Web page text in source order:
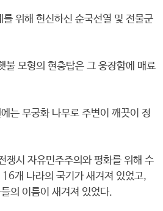
위해 헌신하신 순국선열 및 전물군
불 모형의 현충탑은 그 웅장함에 매료
는 무궁화 나무로 주변이 깨끗이 정
쟁시 자유민주주의와 평화를 위해 수
개 나라의 국기가 새겨져 있었고,
의 이름이 새겨져 있었다.